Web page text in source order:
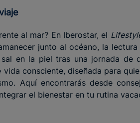
al mar? En Iberostar, el
junto al océano, la
en la piel tras una jornada de
consciente, diseñada para
Aquí encontrarás desde
el bienestar en tu rutina